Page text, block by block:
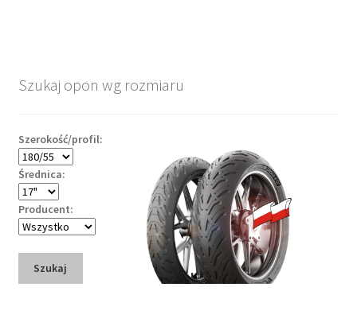
Szukaj opon wg rozmiaru
Szerokość/profil:
Średnica:
Producent:
Szukaj